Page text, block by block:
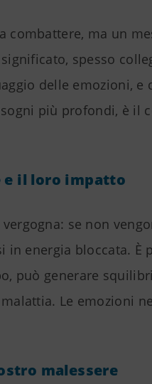
combattere, ma un
spesso
delle emozioni, e
più profondi, è il
il loro impatto
se non
in energia bloccata. È
può generare
Le emozioni
malessere